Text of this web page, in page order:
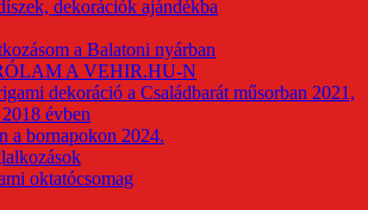
dekorációk ajándékba
a Balatoni nyárban
A VEHIR.HU-N
dekoráció a Családbarát műsorban 2021,
évben
a bornapokon 2024.
oktatócsomag